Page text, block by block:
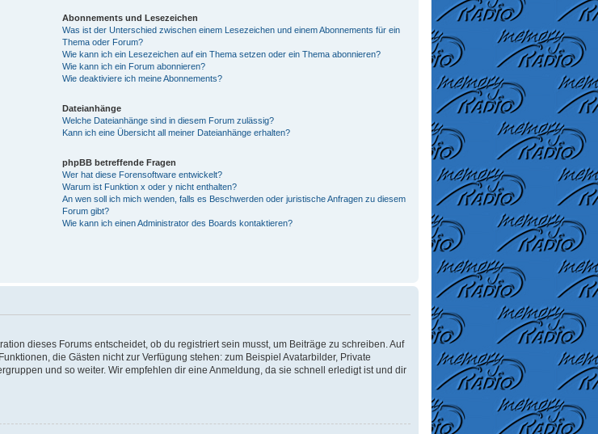
Abonnements und Lesezeichen
Was ist der Unterschied zwischen einem Lesezeichen und einem Abonnements für ein
Thema oder Forum?
Wie kann ich ein Lesezeichen auf ein Thema setzen oder ein Thema abonnieren?
Wie kann ich ein Forum abonnieren?
Wie deaktiviere ich meine Abonnements?
Dateianhänge
Welche Dateianhänge sind in diesem Forum zulässig?
Kann ich eine Übersicht all meiner Dateianhänge erhalten?
phpBB betreffende Fragen
Wer hat diese Forensoftware entwickelt?
Warum ist Funktion x oder y nicht enthalten?
An wen soll ich mich wenden, falls es Beschwerden oder juristische Anfragen zu diesem
Forum gibt?
Wie kann ich einen Administrator des Boards kontaktieren?
dieses Forums entscheidet, ob du registriert sein musst, um Beiträge zu schreiben. Auf
die Gästen nicht zur Verfügung stehen: zum Beispiel Avatarbilder, Private
und so weiter. Wir empfehlen dir eine Anmeldung, da sie schnell erledigt ist und dir